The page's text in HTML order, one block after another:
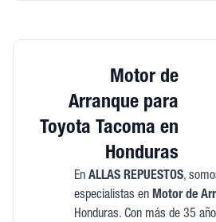
Motor de
Arranque para
Toyota Tacoma en
Honduras
En ALLAS REPUESTOS,
especialistas en Motor de
Honduras. Con más de 35